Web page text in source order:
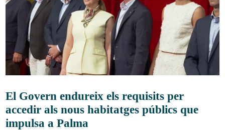
El Govern endureix els requisits per
accedir als nous habitatges públics que
impulsa a Palma